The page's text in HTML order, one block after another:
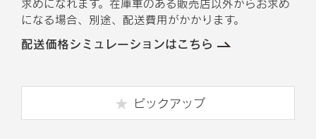
求めになれます。在庫車のある販売店以外からお求め
になる場合、別途、配送費用がかかります。
配送価格シミュレーションはこちら
ピックアップ